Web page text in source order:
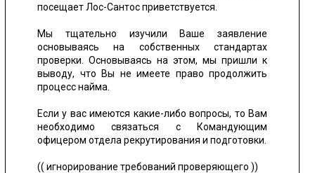
посещает Лос-Сантос приветствуется.
Мы тщательно изучили Ваше заявление
основываясь на собственных стандартах
проверки. Основываясь на этом, мы пришли к
выводу, что Вы не имеете право продолжить
процесс найма.
Если у вас имеются какие-либо вопросы, то Вам
необходимо связаться с Командующим
офицером отдела рекрутирования и подготовки.
(( игнорирование требований проверяющего ))